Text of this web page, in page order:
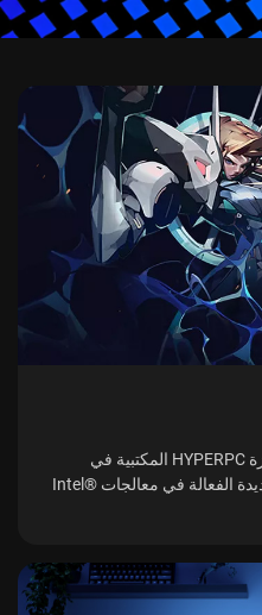
استمتع بالأداء الأسطوري على أجهزة HYPERPC المكتبية في
الألعاب وتعدد المهام مع الأنوية الجديدة الفعالة في معالجات Intel®